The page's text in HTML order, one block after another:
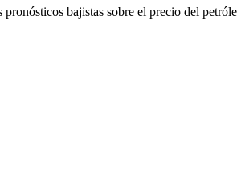
bajistas sobre el precio del